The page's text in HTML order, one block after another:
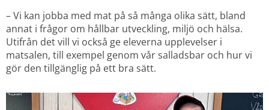
– Vi kan jobba med mat på så många olika sätt, bland
annat i frågor om hållbar utveckling, miljö och hälsa.
Utifrån det vill vi också ge eleverna upplevelser i
matsalen, till exempel genom vår salladsbar och hur vi
gör den tillgänglig på ett bra sätt.